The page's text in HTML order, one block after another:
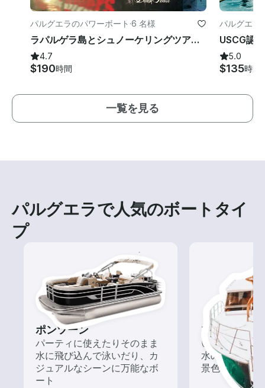
パルグエラのパワーボート ·6 名様
ラパルゲラ島とシュノーケリングツアー、ラハスPR
4.7
$190時間
パルグエラ
5.0
$135時間
一覧を見る
パルグエラで人気のボートタイ
プ
ポンツーン
パーティに使えたりそのまま
水に飛び込んで泳いだり、カ
ジュアルなシーンに万能なボ
ート
ツアー
いろんな再発
水の上から眺
景色を楽しも